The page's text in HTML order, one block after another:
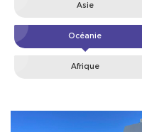
Asie
Océanie
Afrique